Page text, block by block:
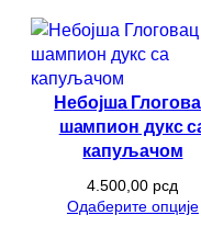
о
Небојша
шампион дукс
капуљачом
4.500,00 рсд
Одаберите опције